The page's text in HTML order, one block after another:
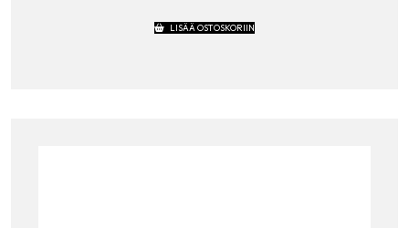
LISÄÄ OSTOSKORIIN